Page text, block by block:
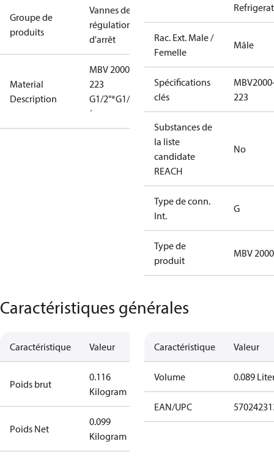
Groupe de
produits
Vannes de
régulation et
d'arrêt
Material
Description
MBV 2000-
223
G1/2"*G1/2"A
´
Rac. Ext. Male /
Femelle
Mâle
Spécifications
clés
223
Substances de
la liste
candidate
REACH
No
Type de conn.
Int.
G
Type de
produit
MBV 2000
Caractéristiques générales
Caractéristique Valeur
Poids brut
0.116
Kilogram
Poids Net
0.099
Kilogram
Caractéristique Valeur
Volume 0.089
EAN/UPC